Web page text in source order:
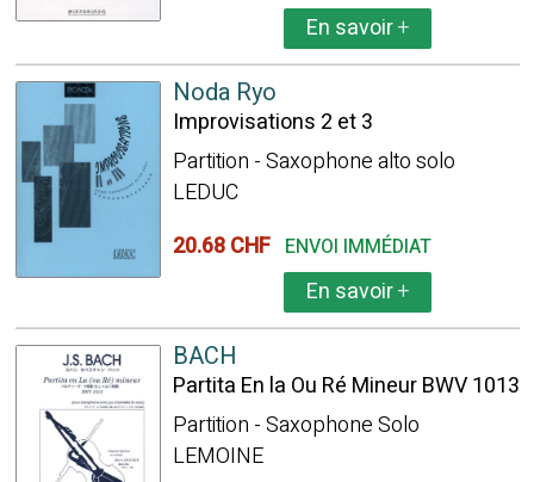
En savoir+
Noda Ryo
Improvisations 2 et 3
Partition - Saxophone alto solo
LEDUC
20.68 CHF ENVOI IMMÉDIAT
En savoir+
BACH
Partita En la Ou Ré Mineur BWV 1013
Partition - Saxophone Solo
LEMOINE